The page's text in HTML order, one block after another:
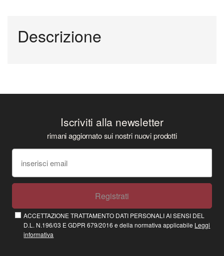
Descrizione
Iscriviti alla newsletter
rimani aggiornato sui nostri nuovi prodotti
Registrati
ACCETTAZIONE TRATTAMENTO DATI PERSONALI AI SENSI DEL
D.L. N.196/03 E GDPR 679/2016 e della normativa applicabile Leggi
informativa